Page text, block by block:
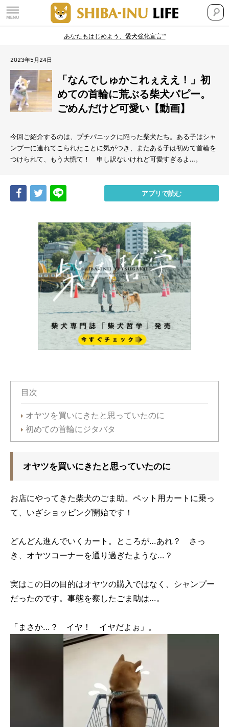
あなたもはじめよう、愛犬強化宣言™
2023年5月24日
「なんでしゅかこれぇええ！」初
めての首輪に荒ぶる柴犬パピー。
ごめんだけど可愛い【動画】
今回ご紹介するのは、プチパニックに陥った柴犬たち。ある子はシャ
ンプーに連れてこられたことに気がつき、またある子は初めて首輪を
つけられて、もう大慌て！ 申し訳ないけれど可愛すぎるよ…。
Share Tweet アプリで読む
目次
オヤツを買いにきたと思っていたのに
初めての首輪にジタバタ
オヤツを買いにきたと思っていたのに
お店にやってきた柴犬のごま助。ペット用カートに乗っ
て、いざショッピング開始です！
どんどん進んでいくカート。ところが…あれ？ さっ
き、オヤツコーナーを通り過ぎたような…？
実はこの日の目的はオヤツの購入ではなく、シャンプー
だったのです。事態を察したごま助は…。
「まさか…？ イヤ！ イヤだよぉ」。